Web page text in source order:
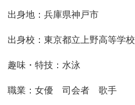
出身地：兵庫県神戸市
出身校：東京都立上野高等学校
趣味・特技：水泳
職業：女優 司会者 歌手